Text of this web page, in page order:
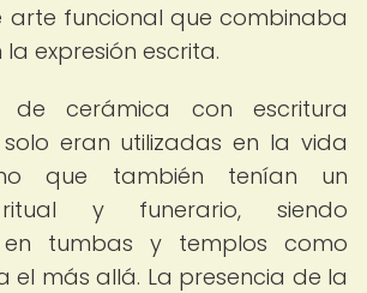
funcional que combinaba
expresión escrita.
de cerámica con escritura
eran utilizadas en la vida
que también tenían un
y funerario, siendo
en tumbas y templos como
el más allá. La presencia de la